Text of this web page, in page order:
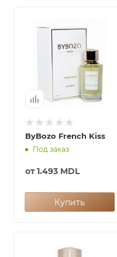
ByBozo French Kiss
Под заказ
от1.493 MDL
Купить